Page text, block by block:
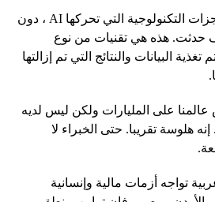
هذا عالم تحدث فيه المعجزات التكنولوجية التي تحركها AI ، دون
حدثت. هذه هي تقنيات من نوع
البيانات والنتائج التي تم إزالتها
على المليارات ولكن ليس لديه
هلوسة تقريبا. حتى الخبراء لا
تواجه أزمات مالية وإنسانية